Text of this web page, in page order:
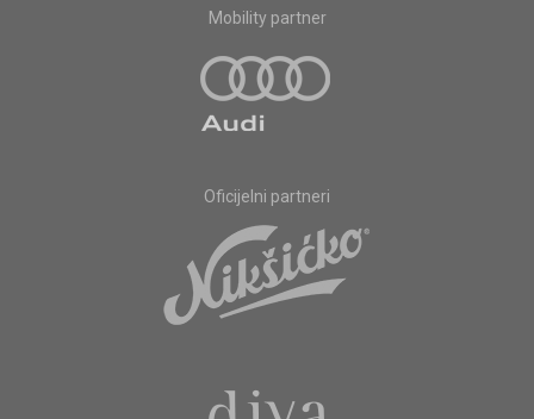
Mobility partner
Oficijelni partneri